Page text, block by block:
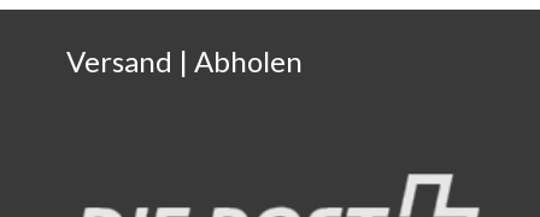
Versand | Abholen